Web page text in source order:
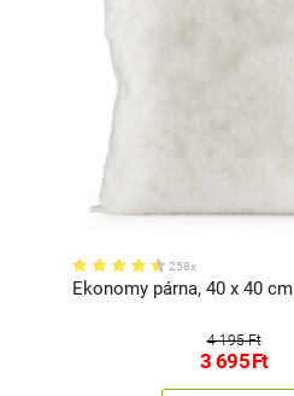
258x
Ekonomy párna, 40 x 40 cm
4 195 Ft
3 695Ft